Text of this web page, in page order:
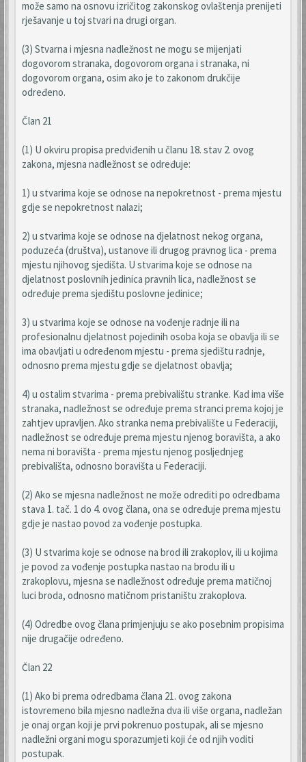
može samo na osnovu izričitog zakonskog ovlaštenja prenijeti
rješavanje u toj stvari na drugi organ.
(3) Stvarna i mjesna nadležnost ne mogu se mijenjati
dogovorom stranaka, dogovorom organa i stranaka, ni
dogovorom organa, osim ako je to zakonom drukčije
određeno.
Član 21
(1) U okviru propisa predviđenih u članu 18. stav 2. ovog
zakona, mjesna nadležnost se određuje:
1) u stvarima koje se odnose na nepokretnost - prema mjestu
gdje se nepokretnost nalazi;
2) u stvarima koje se odnose na djelatnost nekog organa,
poduzeća (društva), ustanove ili drugog pravnog lica - prema
mjestu njihovog sjedišta. U stvarima koje se odnose na
djelatnost poslovnih jedinica pravnih lica, nadležnost se
određuje prema sjedištu poslovne jedinice;
3) u stvarima koje se odnose na vođenje radnje ili na
profesionalnu djelatnost pojedinih osoba koja se obavlja ili se
ima obavljati u određenom mjestu - prema sjedištu radnje,
odnosno prema mjestu gdje se djelatnost obavlja;
4) u ostalim stvarima - prema prebivalištu stranke. Kad ima više
stranaka, nadležnost se određuje prema stranci prema kojoj je
zahtjev upravljen. Ako stranka nema prebivalište u Federaciji,
nadležnost se određuje prema mjestu njenog boravišta, a ako
nema ni boravišta - prema mjestu njenog posljednjeg
prebivališta, odnosno boravišta u Federaciji.
(2) Ako se mjesna nadležnost ne može odrediti po odredbama
stava 1. tač. 1 do 4. ovog člana, ona se određuje prema mjestu
gdje je nastao povod za vođenje postupka.
(3) U stvarima koje se odnose na brod ili zrakoplov, ili u kojima
je povod za vođenje postupka nastao na brodu ili u
zrakoplovu, mjesna se nadležnost određuje prema matičnoj
luci broda, odnosno matičnom pristaništu zrakoplova.
(4) Odredbe ovog člana primjenjuju se ako posebnim propisima
nije drugačije određeno.
Član 22
(1) Ako bi prema odredbama člana 21. ovog zakona
istovremeno bila mjesno nadležna dva ili više organa, nadležan
je onaj organ koji je prvi pokrenuo postupak, ali se mjesno
nadležni organi mogu sporazumjeti koji će od njih voditi
postupak.